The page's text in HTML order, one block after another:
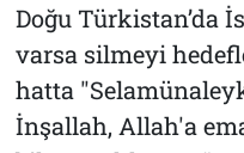
Doğu Türkistan’da
varsa silmeyi
hatta
İnşallah, Allah'a